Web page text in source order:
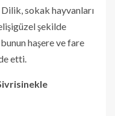
sokak hayvanları
şekilde
haşere ve fare
etti.